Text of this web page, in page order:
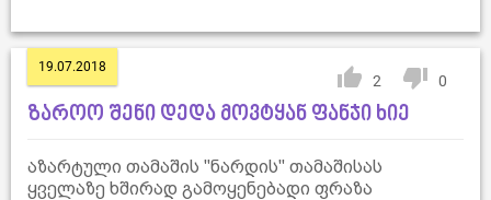
19.07.2018
2 0
ზაროო შენი დედა მოვტყან ფანჯი ხიე
აზარტული თამაშის "ნარდის" თამაშისას
ყველაზე ხშირად გამოყენებადი ფრაზა